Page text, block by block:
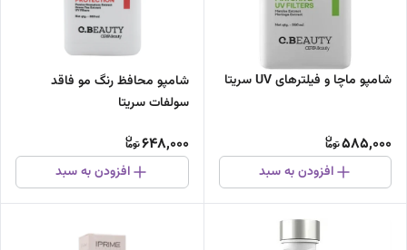
شامپو ماچا و فیلتر‌های UV سریتا
585,000
افزودن به سبد
شامپو محافظ رنگ مو فاقد
سولفات سریتا
648,000
افزودن به سبد